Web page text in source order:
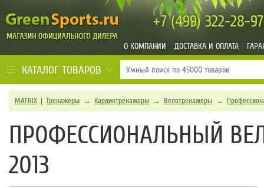
+7 (499)322-28-97
О КОМПАНИИ ДОСТАВКА И ОПЛАТА
КАТАЛОГ ТОВАРОВ
MATRIX | Тренажеры → Кардиотренажеры → Велотренажеры →
ПРОФЕССИОНАЛЬНЫЙ
2013